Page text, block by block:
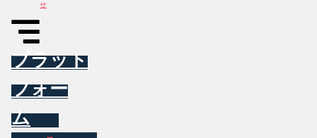
せ
プラット
フォー
ム